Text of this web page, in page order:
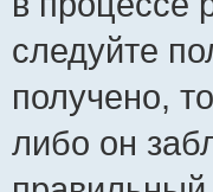
следуйте
получено,
либо он